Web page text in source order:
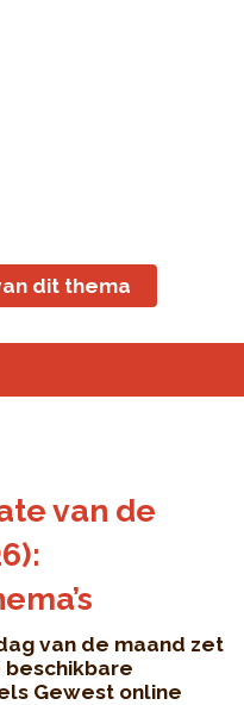
dit thema
van de
van de maand zet
beschikbare
Gewest online